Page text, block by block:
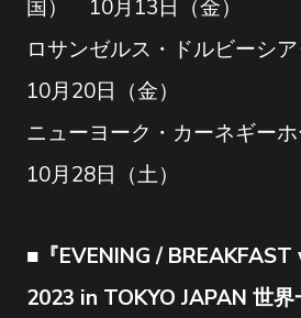
国） 10月13日（金）
ロサンゼルス・ドルビーシ
10月20日（金）
ニューヨーク・カーネギー
10月28日（土）
■『EVENING /
2023 in TOKYO JAPAN 世